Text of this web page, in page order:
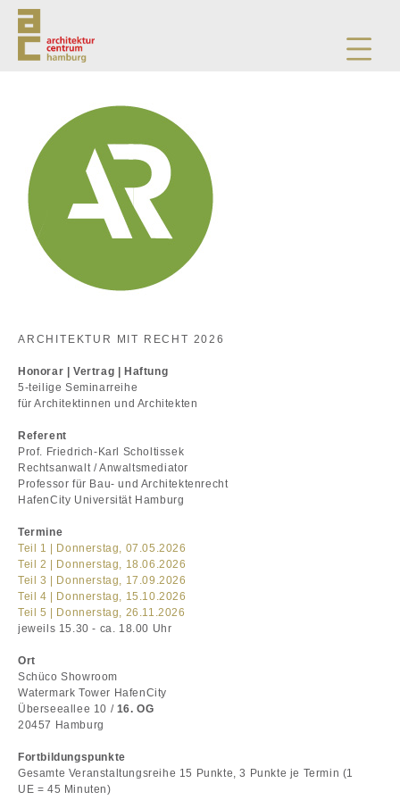
ARCHITEKTUR MIT RECHT 2026
Honorar | Vertrag | Haftung
5-teilige Seminarreihe
für Architektinnen und Architekten
Referent
Prof. Friedrich-Karl Scholtissek
Rechtsanwalt / Anwaltsmediator
Professor für Bau- und Architektenrecht
HafenCity Universität Hamburg
Termine
Teil 1 | Donnerstag, 07.05.2026
Teil 2 | Donnerstag, 18.06.2026
Teil 3 | Donnerstag, 17.09.2026
Teil 4 | Donnerstag, 15.10.2026
Teil 5 | Donnerstag, 26.11.2026
jeweils 15.30 - ca. 18.00 Uhr
Ort
Schüco Showroom
Watermark Tower HafenCity
Überseeallee 10 / 16. OG
20457 Hamburg
Fortbildungspunkte
Gesamte Veranstaltungsreihe 15 Punkte, 3 Punkte je Termin (1
UE = 45 Minuten)